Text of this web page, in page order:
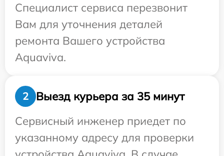
Специалист сервиса перезвонит
Вам для уточнения деталей
ремонта Вашего устройства
Aquaviva.
2
Выезд курьера за 35 минут
Сервисный инженер приедет по
указанному адресу для проверки